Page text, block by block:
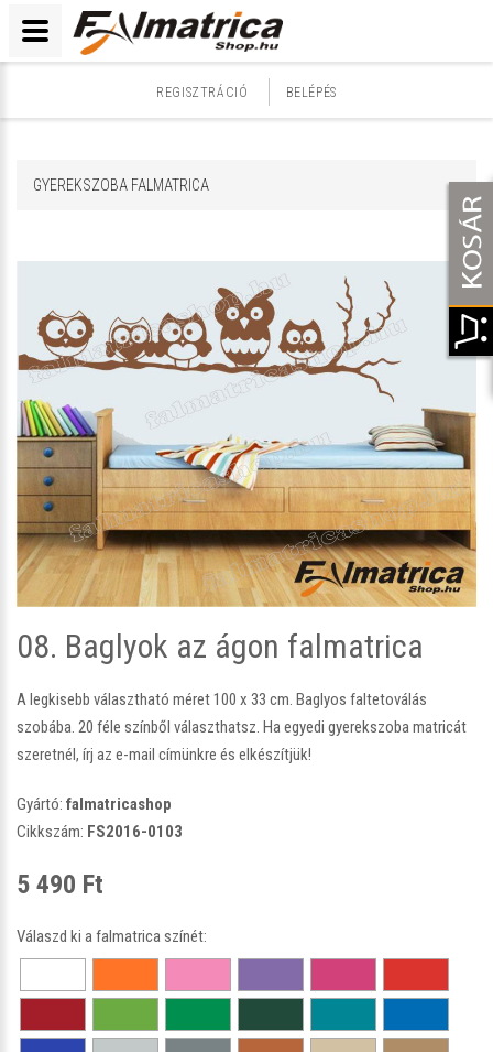
REGISZTRÁCIÓ BELÉPÉS
GYEREKSZOBA FALMATRICA
08. Baglyok az ágon falmatrica
A legkisebb választható méret 100 x 33 cm. Baglyos faltetoválás
szobába. 20 féle színből választhatsz. Ha egyedi gyerekszoba matricát
szeretnél, írj az e-mail címünkre és elkészítjük!
Gyártó: falmatricashop
Cikkszám: FS2016-0103
5 490 Ft
Válaszd ki a falmatrica színét: